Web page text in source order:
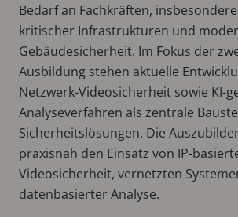
Bedarf an Fachkräften,
kritischer Infrastrukturen und
Gebäudesicherheit. Im Fokus der
Ausbildung stehen aktuelle
Netzwerk-Videosicherheit sowie KI-
Analyseverfahren als zentrale
Sicherheitslösungen. Die
praxisnah den Einsatz von IP-
Videosicherheit, vernetzten
datenbasierter Analyse.